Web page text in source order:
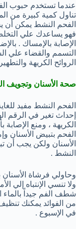
عندما تستخدم حبوب
تناول كمية كبيرة من
الفحم النشط يمكن
فهو يساعدك علي
الإصابة بالإمساك .
التسمم والقضاء علي
الروائح الكريهة
صحة الأسنان وتجويف
الفحم النشط مفيد
إحداث تغير في الرقم
الكريهة ، ومنع
الفحم بتبيض الأسنان
الأسنان ولكن يجب أن
النشط .
وحاولي فرشاة الأسنان
ولا تنسي الإنتباه إلي
شطف الفم جيداً
في الإسبوع .